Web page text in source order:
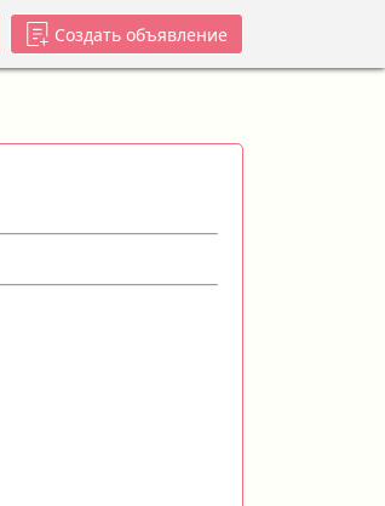
Создать объявление